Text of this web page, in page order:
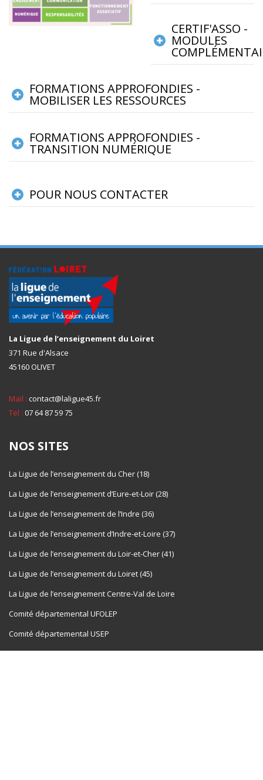
CERTIF'ASSO -
MODULES
FORMATIONS APPROFONDIES -
MOBILISER LES RESSOURCES
FORMATIONS APPROFONDIES -
TRANSITION NUMÉRIQUE
POUR NOUS CONTACTER
La Ligue de l’enseignement du Loiret
371 Rue d'Alsace
45160 OLIVET
Mail : contact@laligue45.fr
Tel : 07 64 87 59 75
NOS SITES
La Ligue de l’enseignement du Cher (18)
La Ligue de l’enseignement d’Eure-et-Loir (28)
La Ligue de l’enseignement de l’Indre (36)
La Ligue de l’enseignement d’Indre-et-Loire (37)
La Ligue de l’enseignement du Loir-et-Cher (41)
La Ligue de l’enseignement du Loiret (45)
La Ligue de l’enseignement Centre-Val de Loire
Comité départemental UFOLEP
Comité départemental USEP
Village vacances les Fontenils